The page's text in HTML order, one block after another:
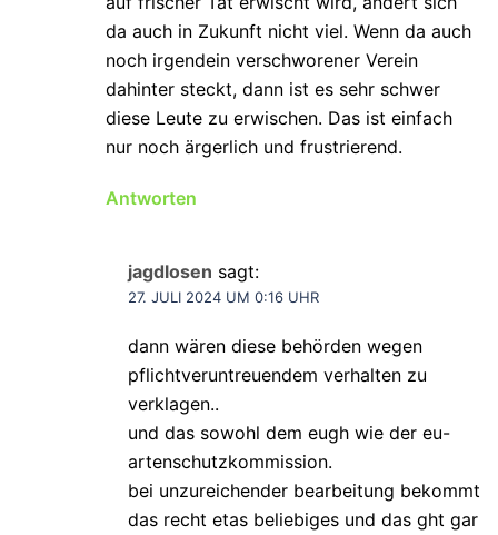
da auch in Zukunft nicht viel. Wenn da auch
noch irgendein verschworener Verein
dahinter steckt, dann ist es sehr schwer
diese Leute zu erwischen. Das ist einfach
nur noch ärgerlich und frustrierend.
Antworten
jagdlosen sagt:
27. JULI 2024 UM 0:16 UHR
dann wären diese behörden wegen
pflichtveruntreuendem verhalten zu
verklagen..
und das sowohl dem eugh wie der eu-
artenschutzkommission.
bei unzureichender bearbeitung bekommt
das recht etas beliebiges und das ght gar